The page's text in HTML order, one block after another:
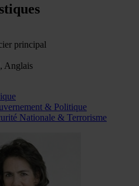
principal
Anglais
& Politique
Nationale & Terrorisme